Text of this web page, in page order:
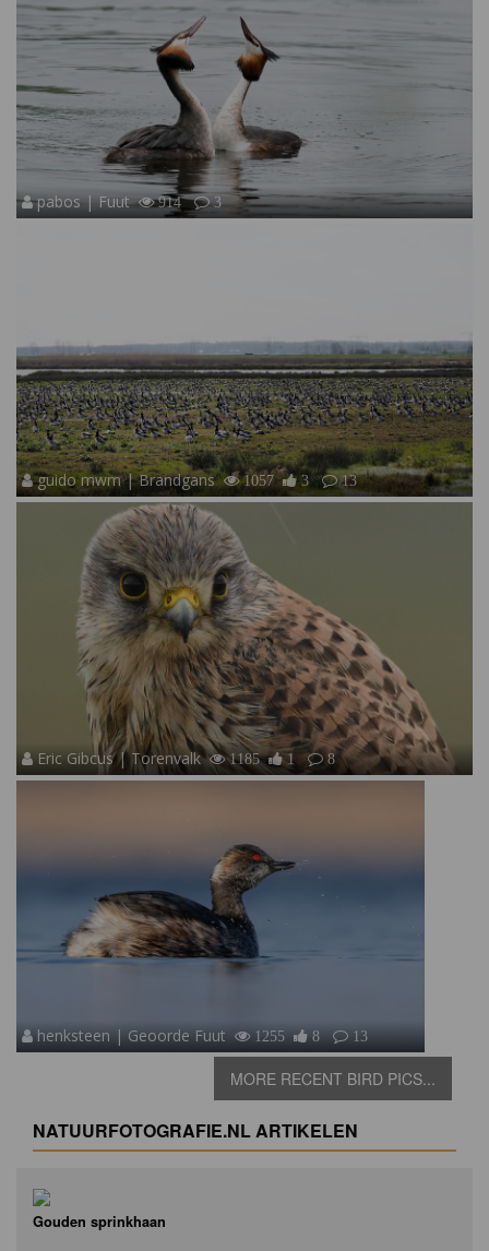
pabos | Fuut 914 3
guido mwm | Brandgans 1057 3 13
Eric Gibcus | Torenvalk 1185 1 8
henksteen | Geoorde Fuut 1255 8 13
MORE RECENT BIRD PICS...
NATUURFOTOGRAFIE.NL ARTIKELEN
Gouden sprinkhaan